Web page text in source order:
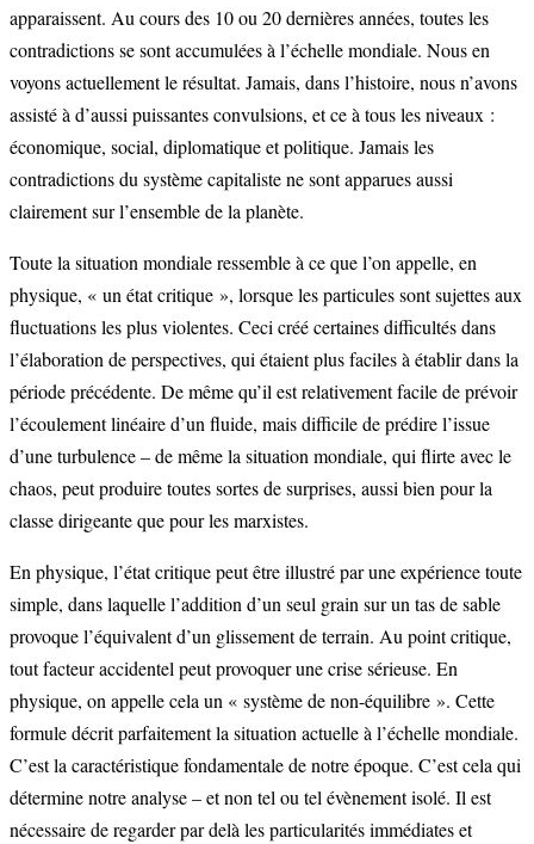
apparaissent. Au cours des 10 ou 20 dernières années, toutes les
contradictions se sont accumulées à l’échelle mondiale. Nous en
voyons actuellement le résultat. Jamais, dans l’histoire, nous n’avons
assisté à d’aussi puissantes convulsions, et ce à tous les niveaux :
économique, social, diplomatique et politique. Jamais les
contradictions du système capitaliste ne sont apparues aussi
clairement sur l’ensemble de la planète.
Toute la situation mondiale ressemble à ce que l’on appelle, en
physique, « un état critique », lorsque les particules sont sujettes aux
fluctuations les plus violentes. Ceci créé certaines difficultés dans
l’élaboration de perspectives, qui étaient plus faciles à établir dans la
période précédente. De même qu’il est relativement facile de prévoir
l’écoulement linéaire d’un fluide, mais difficile de prédire l’issue
d’une turbulence – de même la situation mondiale, qui flirte avec le
chaos, peut produire toutes sortes de surprises, aussi bien pour la
classe dirigeante que pour les marxistes.
En physique, l’état critique peut être illustré par une expérience toute
simple, dans laquelle l’addition d’un seul grain sur un tas de sable
provoque l’équivalent d’un glissement de terrain. Au point critique,
tout facteur accidentel peut provoquer une crise sérieuse. En
physique, on appelle cela un « système de non-équilibre ». Cette
formule décrit parfaitement la situation actuelle à l’échelle mondiale.
C’est la caractéristique fondamentale de notre époque. C’est cela qui
détermine notre analyse – et non tel ou tel évènement isolé. Il est
nécessaire de regarder par delà les particularités immédiates et